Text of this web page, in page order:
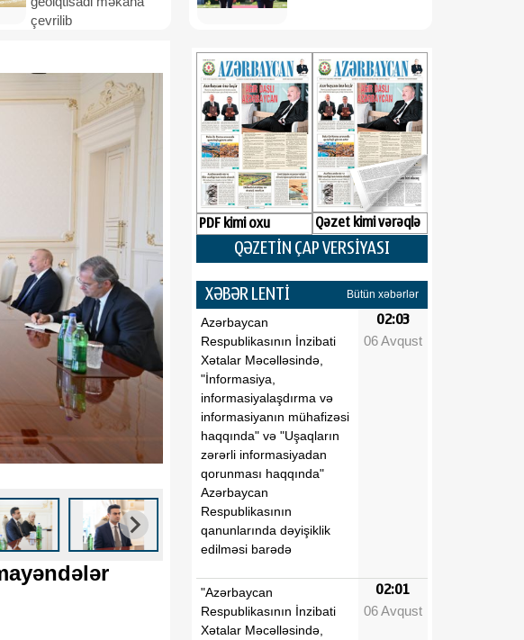
çevrilib
PDF kimi oxu Qəzet kimi vərəqlə
QƏZETİN ÇAP VERSİYASI
XƏBƏR LENTİ Bütün xəbərlər
Azərbaycan
Respublikasının İnzibati
Xətalar Məcəlləsində,
"İnformasiya,
informasiyalaşdırma və
informasiyanın mühafizəsi
haqqında" və "Uşaqların
zərərli informasiyadan
qorunması haqqında"
Azərbaycan
Respublikasının
qanunlarında dəyişiklik
edilməsi barədə
02:03
06 Avqust
"Azərbaycan
Respublikasının İnzibati
Xətalar Məcəlləsində,
02:01
06 Avqust